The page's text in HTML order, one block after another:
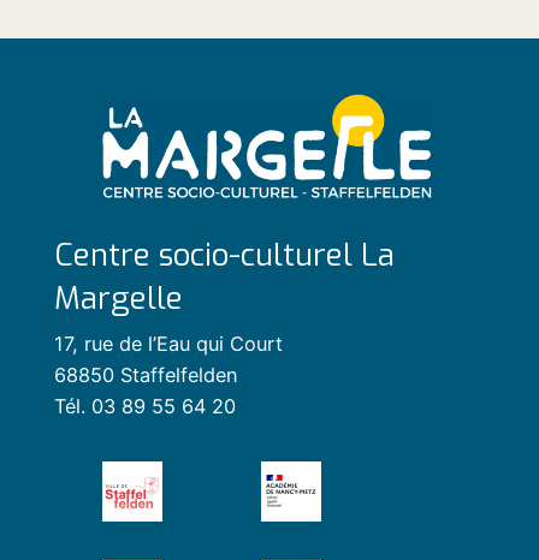
Centre socio-culturel La
Margelle
17, rue de l’Eau qui Court
68850 Staffelfelden
Tél. 03 89 55 64 20